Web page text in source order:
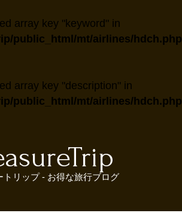
array key "keyword" in
public_html/mt/airlines/hdch.php
array key "description" in
public_html/mt/airlines/hdch.php
トリップ - お得な旅行ブログ